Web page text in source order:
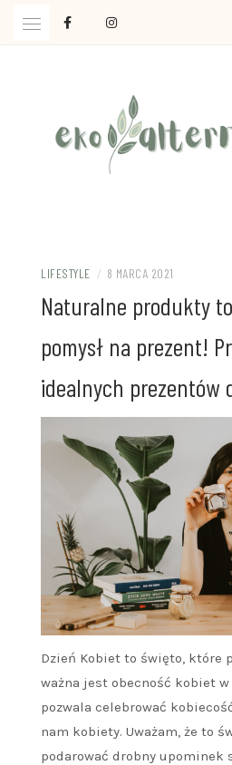
LIFESTYLE / 8 MARCA 2021
Naturalne produkty
pomysł na prezent!
idealnych prezentów
Dzień Kobiet to święto, które
ważna jest obecność kobiet w
pozwala celebrować
nam kobiety. Uważam, że to
podarować drobny upominek